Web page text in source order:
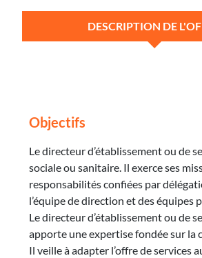
DESCRIPTION DE
Objectifs
Le directeur d’établissement ou de
sociale ou sanitaire. Il exerce ses
responsabilités confiées par
l’équipe de direction et des
Le directeur d’établissement ou de
apporte une expertise fondée sur la
Il veille à adapter l’offre de